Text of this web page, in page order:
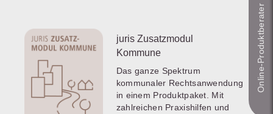
juris Zusatzmodul
Kommune
Das ganze Spektrum
kommunaler Rechtsanwendung
in einem Produktpaket. Mit
zahlreichen Praxishilfen und
Online-Produkt­berater